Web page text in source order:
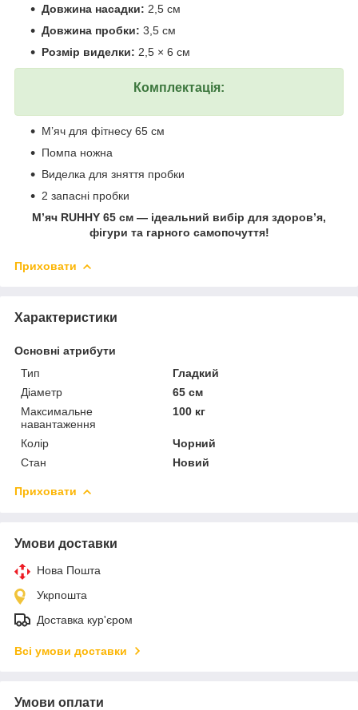
Довжина насадки: 2,5 см
Довжина пробки: 3,5 см
Розмір виделки: 2,5 × 6 см
Комплектація:
М’яч для фітнесу 65 см
Помпа ножна
Виделка для зняття пробки
2 запасні пробки
М’яч RUHHY 65 см — ідеальний вибір для здоров’я,
фігури та гарного самопочуття!
Приховати
Характеристики
Основні атрибути
Тип
Гладкий
Діаметр
65 см
Максимальне
навантаження
100 кг
Колір
Чорний
Стан
Новий
Приховати
Умови доставки
Нова Пошта
Укрпошта
Доставка кур'єром
Всі умови доставки
Умови оплати